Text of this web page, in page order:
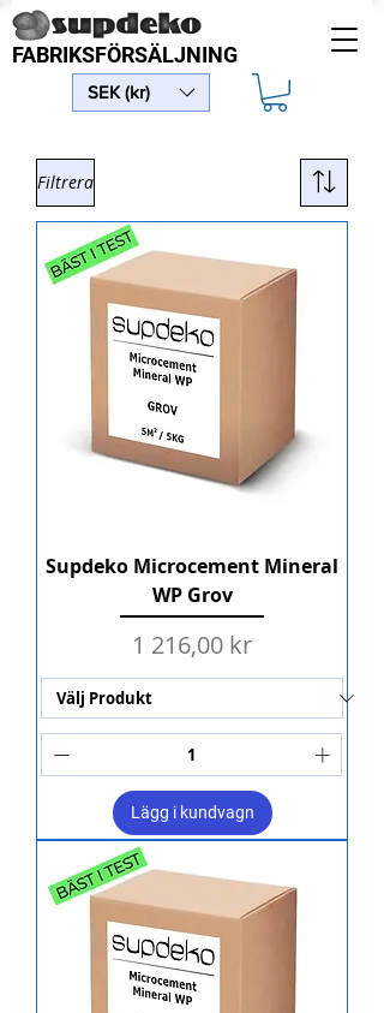
SEK (kr)
FABRIKSFÖRSÄLJNING
Filtrera
Supdeko Microcement Mineral
WP Grov
Pris
1 216,00 kr
Lägg i kundvagn